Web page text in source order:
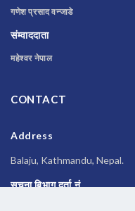
गणेश प्रसाद वन्जाडे
संम्वाददाता
महेश्वर नेपाल
CONTACT
Address
Balaju, Kathmandu, Nepal.
सूचना बिभाग दर्ता नं